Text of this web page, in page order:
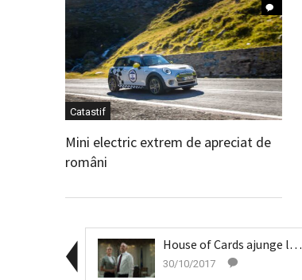
Catastif
Mini electric extrem de apreciat de
români
House of Cards ajunge la final
30/10/2017